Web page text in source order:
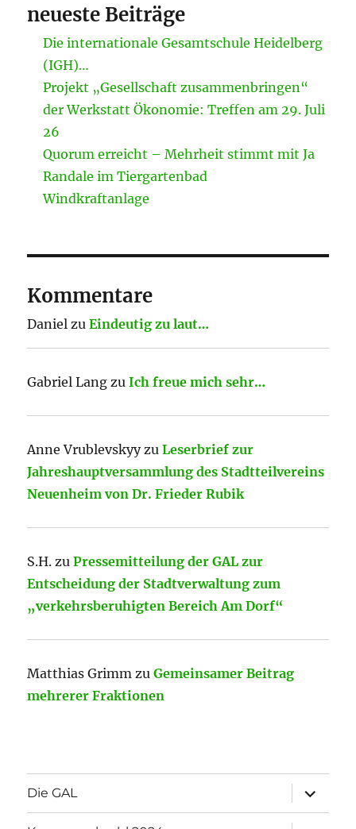
neueste Beiträge
Die internationale Gesamtschule Heidelberg
(IGH)…
Projekt „Gesellschaft zusammenbringen“
der Werkstatt Ökonomie: Treffen am 29. Juli
26
Quorum erreicht – Mehrheit stimmt mit Ja
Randale im Tiergartenbad
Windkraftanlage
Kommentare
Daniel zuEindeutig zu laut…
Gabriel Lang zuIch freue mich sehr…
Anne VrublevskyyzuLeserbrief zur
Jahreshauptversammlung des Stadtteilvereins
Neuenheim von Dr. Frieder Rubik
S.H. zuPressemitteilung der GAL zur
Entscheidung der Stadtverwaltung zum
„verkehrsberuhigten Bereich Am Dorf“
Matthias Grimm zuGemeinsamer Beitrag
mehrerer Fraktionen
Die GAL
öffnen